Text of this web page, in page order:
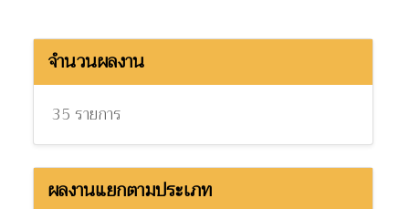
จำนวนผลงาน
35 รายการ
ผลงานแยกตามประเภท